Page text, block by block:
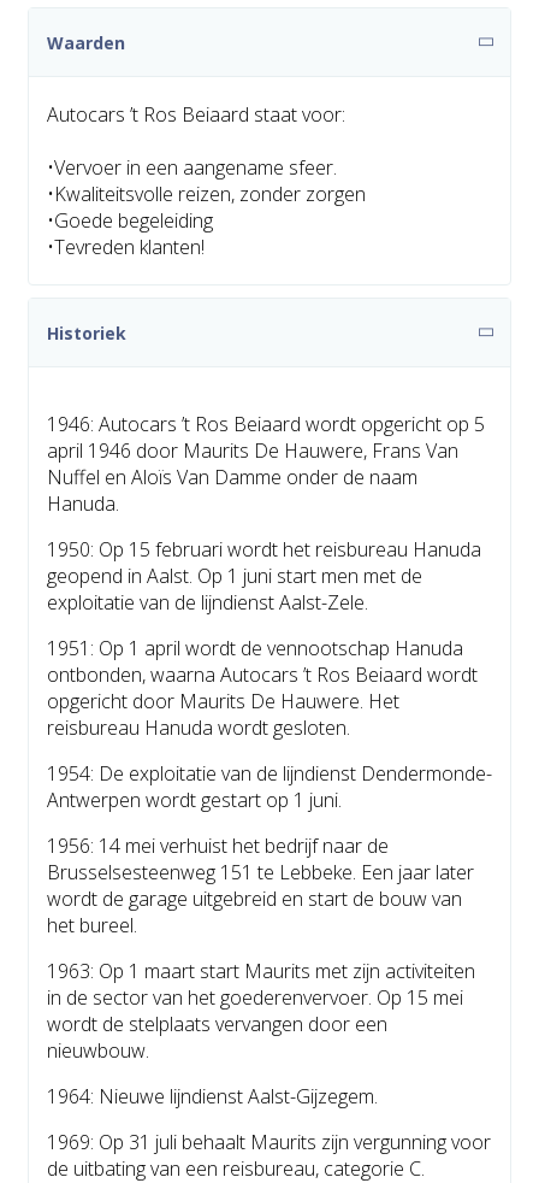
Waarden
Autocars ’t Ros Beiaard staat voor:
•Vervoer in een aangename sfeer.
•Kwaliteitsvolle reizen, zonder zorgen
•Goede begeleiding
•Tevreden klanten!
Historiek
1946: Autocars ’t Ros Beiaard wordt opgericht op 5
april 1946 door Maurits De Hauwere, Frans Van
Nuffel en Aloïs Van Damme onder de naam
Hanuda.
1950: Op 15 februari wordt het reisbureau Hanuda
geopend in Aalst. Op 1 juni start men met de
exploitatie van de lijndienst Aalst-Zele.
1951: Op 1 april wordt de vennootschap Hanuda
ontbonden, waarna Autocars ’t Ros Beiaard wordt
opgericht door Maurits De Hauwere. Het
reisbureau Hanuda wordt gesloten.
1954: De exploitatie van de lijndienst Dendermonde-
Antwerpen wordt gestart op 1 juni.
1956: 14 mei verhuist het bedrijf naar de
Brusselsesteenweg 151 te Lebbeke. Een jaar later
wordt de garage uitgebreid en start de bouw van
het bureel.
1963: Op 1 maart start Maurits met zijn activiteiten
in de sector van het goederenvervoer. Op 15 mei
wordt de stelplaats vervangen door een
nieuwbouw.
1964: Nieuwe lijndienst Aalst-Gijzegem.
1969: Op 31 juli behaalt Maurits zijn vergunning voor
de uitbating van een reisbureau, categorie C.